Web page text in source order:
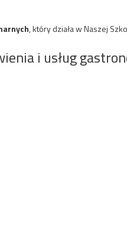
, który działa w Naszej
i usług